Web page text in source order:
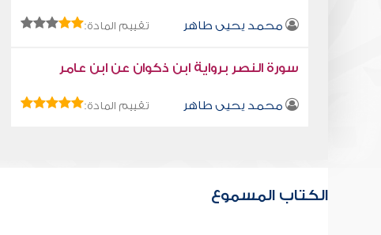
محمد يحيى طاهر تقييم المادة:
سورة النصر برواية ابن ذكوان عن ابن عامر
محمد يحيى طاهر تقييم المادة:
الكتاب المسموع